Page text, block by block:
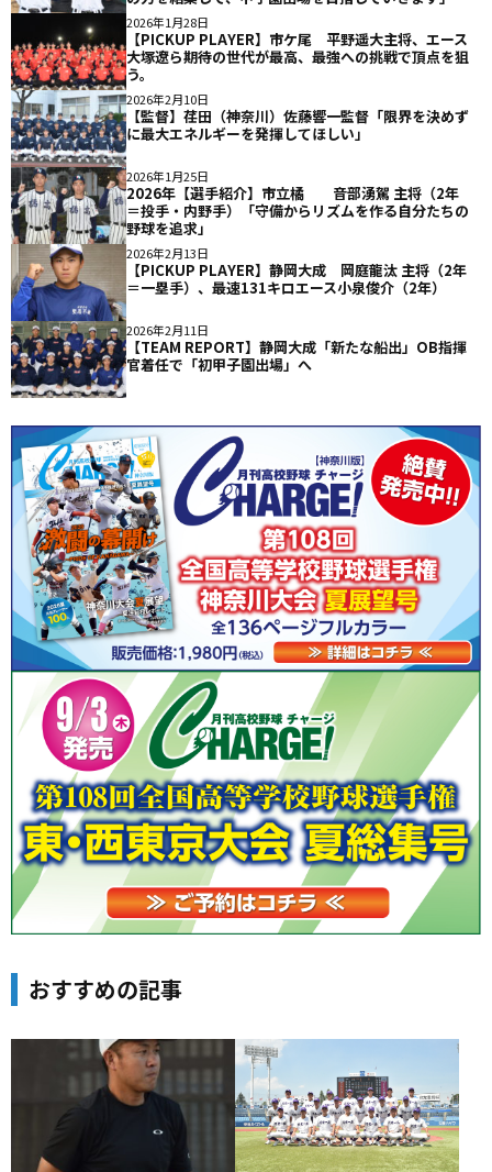
2026年1月28日
【PICKUP PLAYER】市ケ尾 平野遥大主将、エース
大塚遼ら期待の世代が最高、最強への挑戦で頂点を狙
う。
2026年2月10日
【監督】荏田（神奈川）佐藤響一監督「限界を決めず
に最大エネルギーを発揮してほしい」
2026年1月25日
2026年【選手紹介】市立橘 音部湧駕 主将（2年
＝投手・内野手）「守備からリズムを作る自分たちの
野球を追求」
2026年2月13日
【PICKUP PLAYER】静岡大成 岡庭龍汰 主将（2年
＝一塁手）、最速131キロエース小泉俊介（2年）
2026年2月11日
【TEAM REPORT】静岡大成「新たな船出」OB指揮
官着任で「初甲子園出場」へ
おすすめの記事